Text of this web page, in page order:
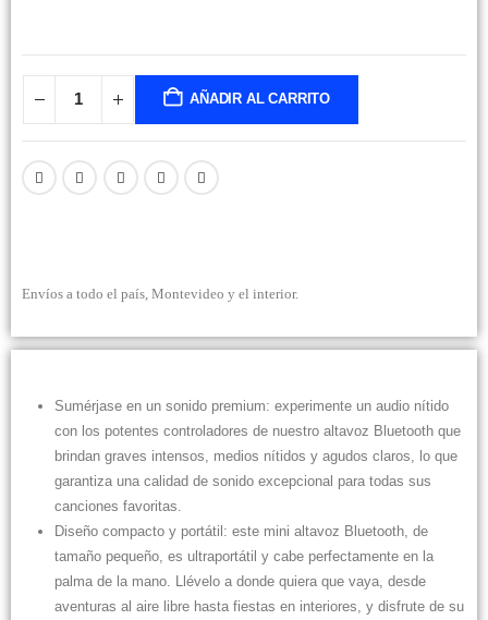
AÑADIR AL CARRITO
Envíos a todo el país, Montevideo y el interior.
Sumérjase en un sonido premium: experimente un audio nítido
con los potentes controladores de nuestro altavoz Bluetooth que
brindan graves intensos, medios nítidos y agudos claros, lo que
garantiza una calidad de sonido excepcional para todas sus
canciones favoritas.
Diseño compacto y portátil: este mini altavoz Bluetooth, de
tamaño pequeño, es ultraportátil y cabe perfectamente en la
palma de la mano. Llévelo a donde quiera que vaya, desde
aventuras al aire libre hasta fiestas en interiores, y disfrute de su